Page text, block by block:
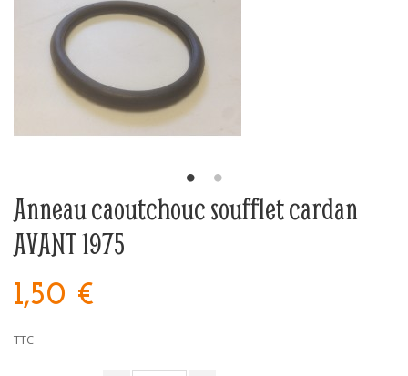
Anneau caoutchouc soufflet cardan
AVANT 1975
1,50 €
TTC